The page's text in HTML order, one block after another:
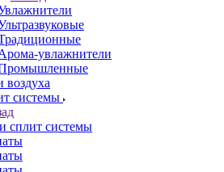
увлажнители
системы
сплит системы